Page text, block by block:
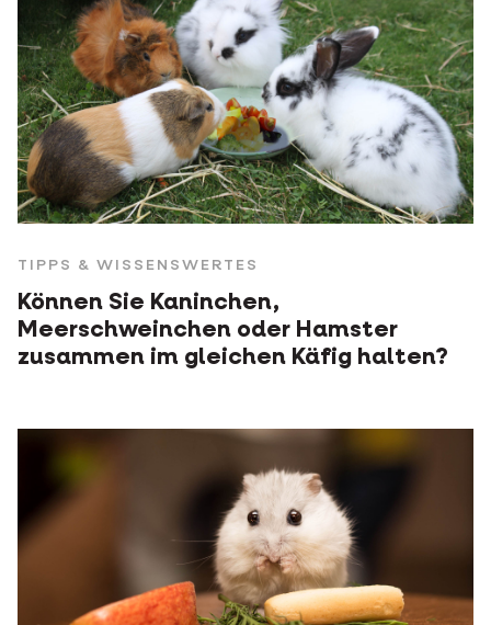
TIPPS & WISSENSWERTES
Können Sie Kaninchen,
Meerschweinchen oder Hamster
zusammen im gleichen Käfig halten?